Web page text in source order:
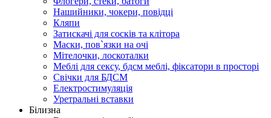
Нашийники, чокери, повідці
Кляпи
Затискачі для сосків та клітора
Маски, пов`язки на очі
Мітелочки, лоскоталки
Меблі для сексу, бдсм меблі, фіксатори в просторі
Свічки для БДСМ
Електростимуляція
Уретральні вставки
Білизна